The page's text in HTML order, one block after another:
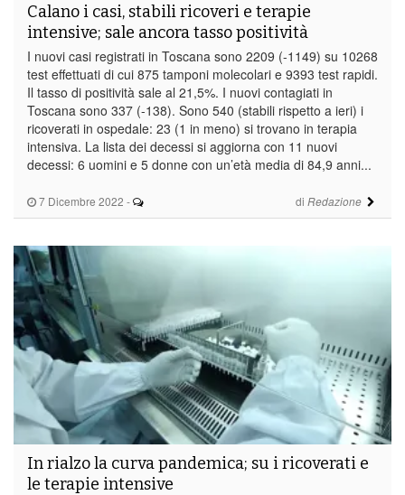
7 Dicembre 2022 - di Redazione
Calano i casi, stabili ricoveri e terapie
intensive; sale ancora tasso positività
I nuovi casi registrati in Toscana sono 2209 (-1149) su 10268
test effettuati di cui 875 tamponi molecolari e 9393 test rapidi.
Il tasso di positività sale al 21,5%. I nuovi contagiati in
Toscana sono 337 (-138). Sono 540 (stabili rispetto a ieri) i
ricoverati in ospedale: 23 (1 in meno) si trovano in terapia
intensiva. La lista dei decessi si aggiorna con 11 nuovi
decessi: 6 uomini e 5 donne con un’età media di 84,9 anni...
In rialzo la curva pandemica; su i ricoverati e
le terapie intensive